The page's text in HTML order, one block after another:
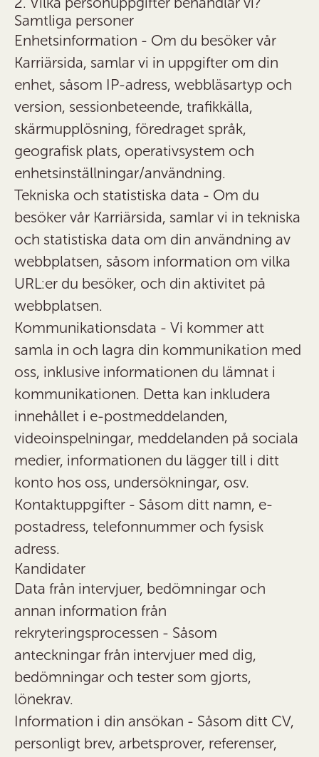
Samtliga personer
Enhetsinformation - Om du besöker vår
Karriärsida, samlar vi in uppgifter om din
enhet, såsom IP-adress, webbläsartyp och
version, sessionbeteende, trafikkälla,
skärmupplösning, föredraget språk,
geografisk plats, operativsystem och
enhetsinställningar/användning.
Tekniska och statistiska data - Om du
besöker vår Karriärsida, samlar vi in tekniska
och statistiska data om din användning av
webbplatsen, såsom information om vilka
URL:er du besöker, och din aktivitet på
webbplatsen.
Kommunikationsdata - Vi kommer att
samla in och lagra din kommunikation med
oss, inklusive informationen du lämnat i
kommunikationen. Detta kan inkludera
innehållet i e-postmeddelanden,
videoinspelningar, meddelanden på sociala
medier, informationen du lägger till i ditt
konto hos oss, undersökningar, osv.
Kontaktuppgifter - Såsom ditt namn, e-
postadress, telefonnummer och fysisk
adress.
Kandidater
Data från intervjuer, bedömningar och
annan information från
rekryteringsprocessen - Såsom
anteckningar från intervjuer med dig,
bedömningar och tester som gjorts,
lönekrav.
Information i din ansökan - Såsom ditt CV,
personligt brev, arbetsprover, referenser,